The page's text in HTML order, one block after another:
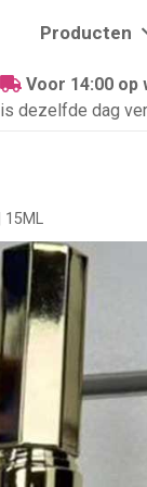
Producten
Voor 14:00
is dezelfde dag
15ML